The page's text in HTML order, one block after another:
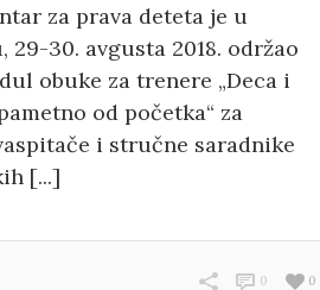
za prava deteta je u
29-30. avgusta 2018. održao
obuke za trenere „Deca i
od početka“ za
i stručne saradnike
[...]
0
0